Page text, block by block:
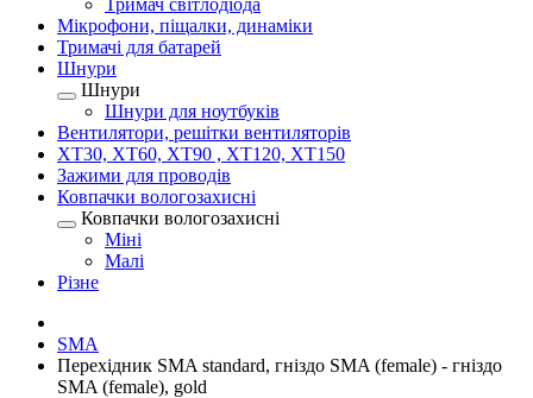
Тримач світлодіода
Мікрофони, піщалки, динаміки
Тримачі для батарей
Шнури
Шнури
Шнури для ноутбуків
Вентилятори, решітки вентиляторів
XT30, XT60, XT90 , XT120, XT150
Зажими для проводів
Ковпачки вологозахисні
Ковпачки вологозахисні
Міні
Малі
Різне
SMA
Перехідник SMA standard, гніздо SMA (female) - гніздо
SMA (female), gold